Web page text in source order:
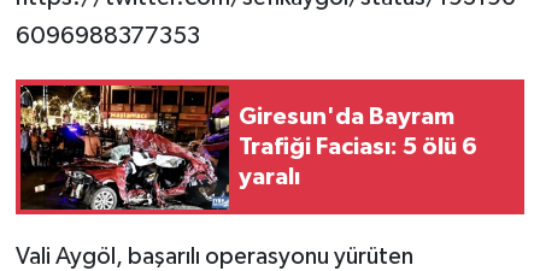
6096988377353
Giresun'da Bayram
Trafiği Faciası: 5 ölü 6
yaralı
Vali Aygöl, başarılı operasyonu yürüten